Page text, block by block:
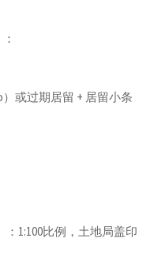
）或过期居留 + 居留小条
：1:100比例，土地局盖印